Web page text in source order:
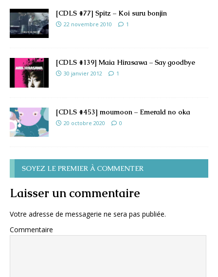
[CDLS #77] Spitz – Koi suru bonjin
22 novembre 2010 1
[CDLS #139] Maia Hirasawa – Say goodbye
30 janvier 2012 1
[CDLS #453] moumoon – Emerald no oka
20 octobre 2020 0
SOYEZ LE PREMIER À COMMENTER
Laisser un commentaire
Votre adresse de messagerie ne sera pas publiée.
Commentaire